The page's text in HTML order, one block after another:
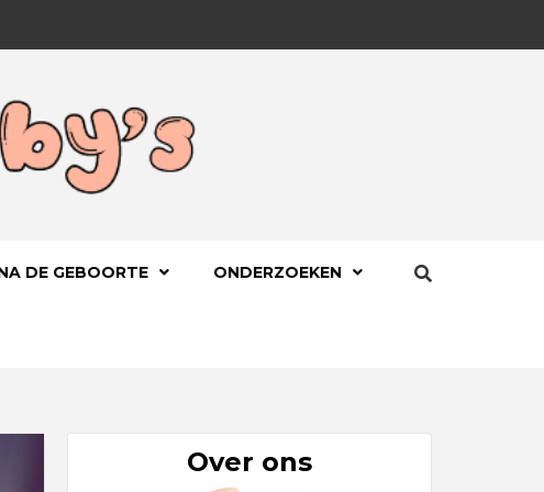
DE GEBOORTE ONDERZOEKEN
Over ons